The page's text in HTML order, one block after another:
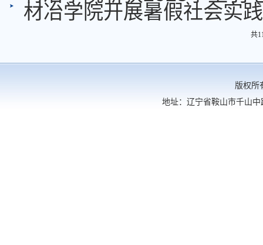
材冶学院开展暑假社会实
共
版权所有： 辽宁科技大学
地址：辽宁省鞍山市千山中路189号 电话：